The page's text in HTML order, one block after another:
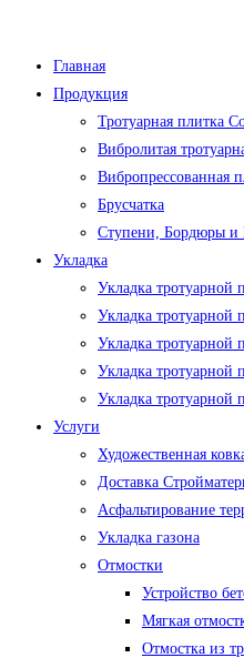
содержимому
Главная
Продукция
Тротуарная плитка
Вибролитая
Вибропрессованная
Брусчатка
Ступени, Бордюры и
Укладка
Укладка тротуарной
Укладка тротуарной
Укладка тротуарной
Укладка тротуарной
Укладка тротуарной
Услуги
Художественная
Доставка
Асфальтирование
Укладка газона
Отмостки
Устройство
Мягкая
Отмостка из